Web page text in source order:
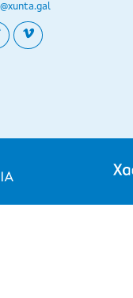
twittervimeo